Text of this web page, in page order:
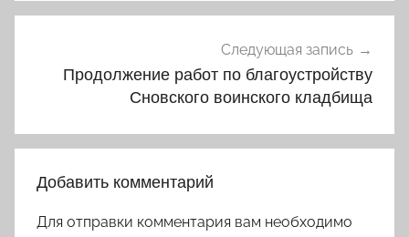
Следующая запись
Продолжение работ по благоустройству
Сновского воинского кладбища
Добавить комментарий
Для отправки комментария вам необходимо